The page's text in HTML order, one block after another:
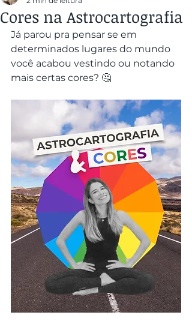
Cores na Astrocartografia
Já parou pra pensar se em
determinados lugares do mundo
você acabou vestindo ou notando
mais certas cores? 🤔